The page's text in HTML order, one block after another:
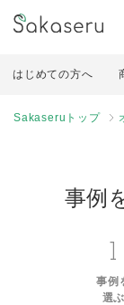
はじめての方へ
Sakaseruトップ
事例
1
事例
選ぶ